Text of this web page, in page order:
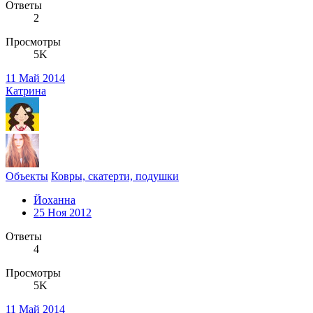
Ответы
2
Просмотры
5K
11 Май 2014
Катрина
Объекты Ковры, скатерти, подушки
Йоханна
25 Ноя 2012
Ответы
4
Просмотры
5K
11 Май 2014